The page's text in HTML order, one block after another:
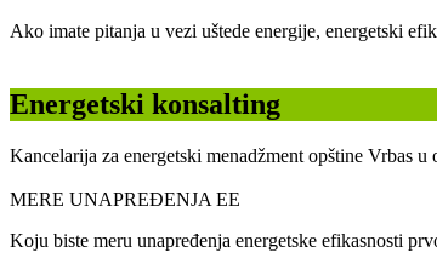
Ako imate pitanja u vezi uštede energije, energetski
Energetski konsalting
Kancelarija za energetski menadžment opštine Vrbas
MERE UNAPREĐENJA EE
Koju biste meru unapređenja energetske efikasnosti